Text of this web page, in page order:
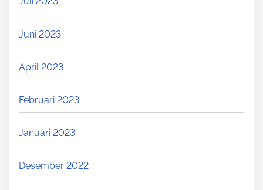
Juni 2023
April 2023
Februari 2023
Januari 2023
Desember 2022